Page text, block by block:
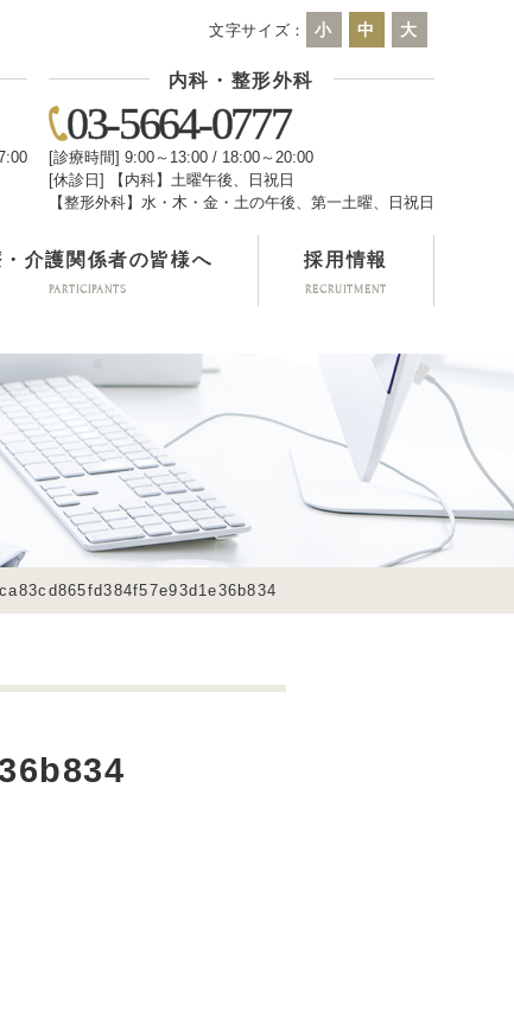
文字サイズ： 小 中 大
内科・整形外科
03-5664-0777
[診療時間] 9:00～13:00 / 18:00～20:00
[休診日] 【内科】土曜午後、日祝日
【整形外科】水・木・金・土の午後、第一土曜、日祝日
PARTICIPANTS
・介護関係者の皆様へ
RECRUITMENT
採用情報